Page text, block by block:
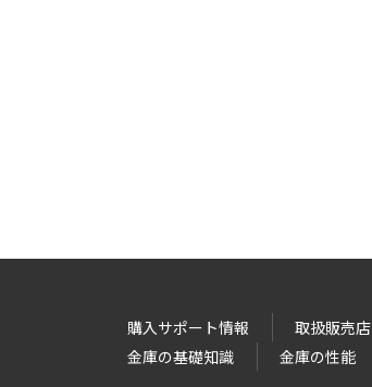
購入サポート情報 取扱販売店
金庫の基礎知識
金庫の性能